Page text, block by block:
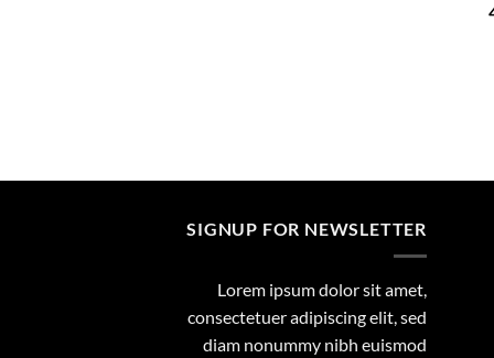
המחיר
SIGNUP FOR NEWSLETTER
Lorem ipsum dolor sit amet,
consectetuer adipiscing elit, sed
diam nonummy nibh euismod